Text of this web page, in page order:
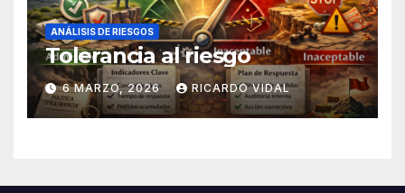
ANÁLISIS DE RIESGOS
Tolerancia al riesgo
6 MARZO, 2026 RICARDO VIDAL